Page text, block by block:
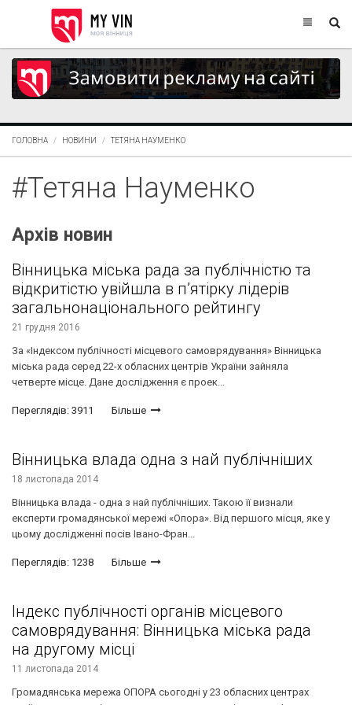
ГОЛОВНА НОВИНИ ТЕТЯНА НАУМЕНКО
#Тетяна Науменко
Архів новин
Вінницька міська рада за публічністю та
відкритістю увійшла в п’ятірку лідерів
загальнонаціонального рейтингу
21 грудня 2016
За «Індексом публічності місцевого самоврядування» Вінницька
міська рада серед 22-х обласних центрів України зайняла
четверте місце. Дане дослідження є проек...
Переглядів: 3911 Більше
Вінницька влада одна з най публічніших
18 листопада 2014
Вінницька влада - одна з най публічніших. Такою її визнали
експерти громадянської мережі «Опора». Від першого місця, яке у
цьому дослідженні посів Івано-Фран...
Переглядів: 1238 Більше
Індекс публічності органів місцевого
самоврядування: Вінницька міська рада
на другому місці
11 листопада 2014
Громадянська мережа ОПОРА сьогодні у 23 обласних центрах